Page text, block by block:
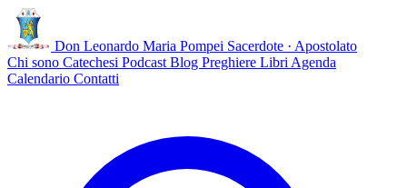
Don Leonardo Maria Pompei Sacerdote · Apostolato
Chi sono Catechesi Podcast Blog Preghiere Libri Agenda
Calendario Contatti